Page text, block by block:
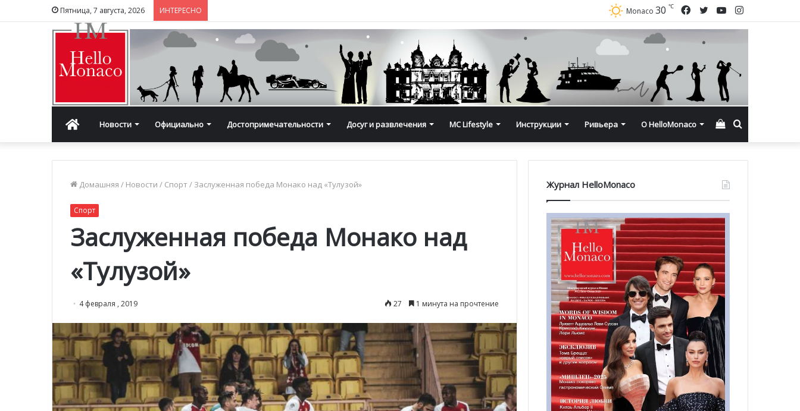
Пятница, 7 августа, 2026 ИНТЕРЕСНО Instagram
YouTube
Twitter
Facebook
Monaco 30 ℃
ГлавнаяНовости Официально Достопримечательности Досуг и развлечения MC Lifestyle Инструкции Ривьера О HelloMonaco Смотреть
корзину
Домашняя / Новости / Спорт / Заслуженная победа Монако над «Тулузой»
Спорт
Заслуженная победа Монако над
«Тулузой»
4 февраля , 2019 27 1 минута на прочтение
Журнал HelloMonaco